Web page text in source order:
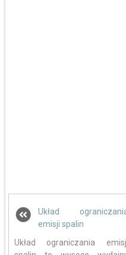
Układ
emisji spalin
Układ ograniczania